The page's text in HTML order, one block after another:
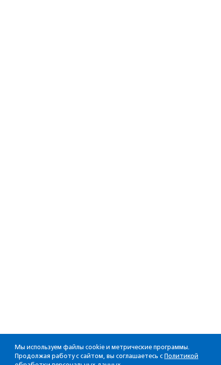
Мы используем файлы cookie и метрические программы.
Продолжая работу с сайтом, вы соглашаетесь с Политикой